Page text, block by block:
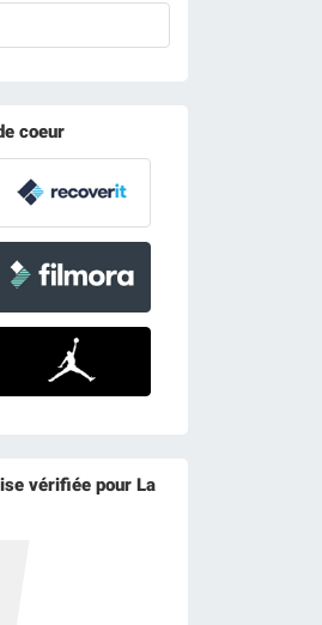
coeur
vérifiée pour La